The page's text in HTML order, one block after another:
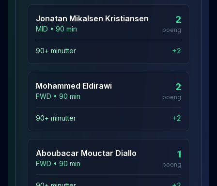
Jonatan Mikalsen Kristiansen
MID • 90 min
2
poeng
90+ minutter +2
Mohammed Eldirawi
FWD • 90 min
2
poeng
90+ minutter +2
Aboubacar Mouctar Diallo
FWD • 90 min
1
poeng